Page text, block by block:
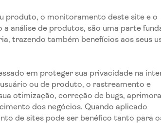
produto, o monitoramento deste site e o
análise de produtos, são uma parte
trazendo também benefícios aos seus
em proteger sua privacidade na
ou de produto, o rastreamento e
otimização, correção de bugs,
dos negócios. Quando aplicado
de sites pode ser benéfico tanto para